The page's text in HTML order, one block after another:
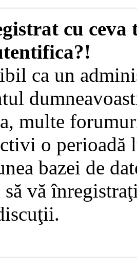
cu
ca un
multe
o perioadă
bazei de
să vă